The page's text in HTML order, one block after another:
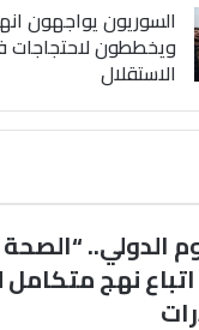
السوريون يواجهون
ويخططون
الاستقلال
الدولي..
نهج